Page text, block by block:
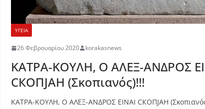
ΥΓΕΙΑ
26 Φεβρουαρίου 2020 korakasnews
ΚΑΤΡΑ-ΚΟΥΛΗ, Ο ΑΛΕΞ-ΑΝΔΡΟΣ
СКОПЈАН (Σκοπιανός)!!!
ΚΑΤΡΑ-ΚΟΥΛΗ, Ο ΑΛΕΞ-ΑΝΔΡΟΣ ΕΙΝΑΙ СКОПЈАН